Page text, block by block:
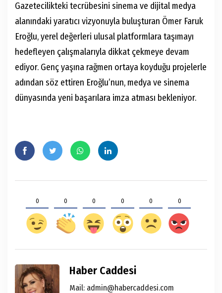
Gazetecilikteki tecrübesini sinema ve dijital medya
alanındaki yaratıcı vizyonuyla buluşturan Ömer Faruk
Eroğlu, yerel değerleri ulusal platformlara taşımayı
hedefleyen çalışmalarıyla dikkat çekmeye devam
ediyor. Genç yaşına rağmen ortaya koyduğu projelerle
adından söz ettiren Eroğlu’nun, medya ve sinema
dünyasında yeni başarılara imza atması bekleniyor.
0 0 0 0 0 0
Haber Caddesi
Mail: admin@habercaddesi.com